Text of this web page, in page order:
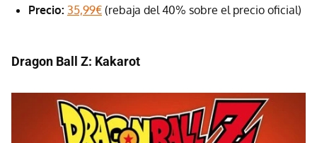
Precio: 35,99€ (rebaja del 40% sobre el precio oficial)
Dragon Ball Z: Kakarot